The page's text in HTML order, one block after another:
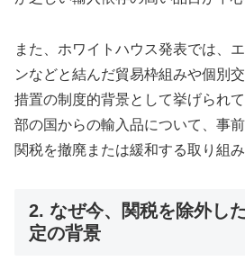
また、ホワイトハウス発表では、
ンなどと結んだ貿易枠組みや個別
措置の制度的背景として挙げられ
部の国からの輸入品について、事
関税を撤廃または緩和する取り組
2. なぜ今、関税を除外し
定の背景